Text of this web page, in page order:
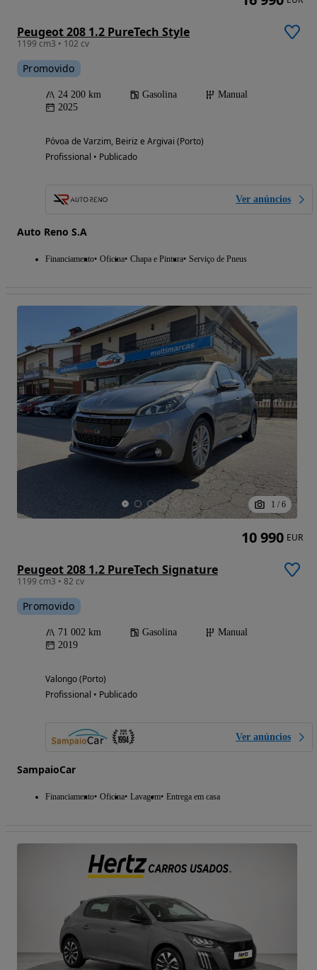
Peugeot 208 1.2 PureTech Style
1199 cm3 • 102 cv
Promovido
24 200 km Gasolina
Manual
2025
Póvoa de Varzim, Beiriz e Argivai (Porto)
Profissional • Publicado
Ver anúncios
Auto Reno S.A
Financiamento Oficina Chapa e Pintura Serviço de Pneus
1 / 6
Peugeot 208 1.2 PureTech Signature
1199 cm3 • 82 cv
Promovido
71 002 km Gasolina
Manual
2019
Valongo (Porto)
Profissional • Publicado
Ver anúncios
SampaioCar
Financiamento Oficina Lavagem Entrega em casa
10 990 EUR